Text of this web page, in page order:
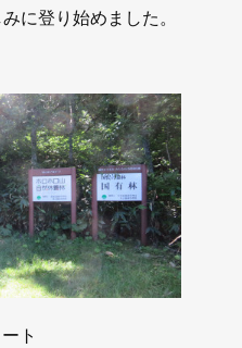
に登り始めました。
ト